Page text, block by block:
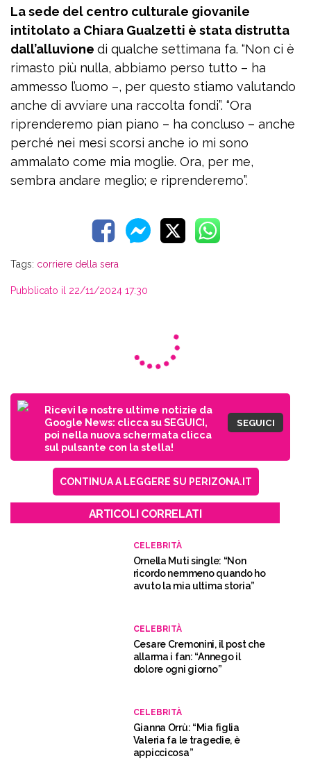
La sede del centro culturale giovanile
intitolato a Chiara Gualzetti è stata distrutta
dall’alluvione di qualche settimana fa. “Non ci è
rimasto più nulla, abbiamo perso tutto – ha
ammesso l’uomo –, per questo stiamo valutando
anche di avviare una raccolta fondi”. “Ora
riprenderemo pian piano – ha concluso – anche
perché nei mesi scorsi anche io mi sono
ammalato come mia moglie. Ora, per me,
sembra andare meglio; e riprenderemo”.
Tags: corriere della sera
Pubblicato il 22/11/2024 17:30
Ricevi le nostre ultime notizie da
Google News: clicca su SEGUICI,
poi nella nuova schermata clicca
sul pulsante con la stella!
SEGUICI
CONTINUA A LEGGERE SU PERIZONA.IT
ARTICOLI CORRELATI
CELEBRITÀ
Ornella Muti single: “Non
ricordo nemmeno quando ho
avuto la mia ultima storia”
CELEBRITÀ
Cesare Cremonini, il post che
allarma i fan: “Annego il
dolore ogni giorno”
CELEBRITÀ
Gianna Orrù: “Mia figlia
Valeria fa le tragedie, è
appiccicosa”